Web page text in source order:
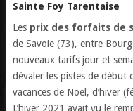
Sainte Foy Tarentaise
Les prix des forfaits de
de Savoie (73), entre
nouveaux tarifs jour et
dévaler les pistes de début
vacances de Noël, d’hiver
L’hiver 2021 avait vu le